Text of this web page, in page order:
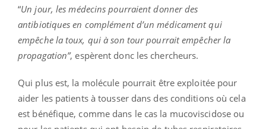
“Un jour, les médecins pourraient donner des
antibiotiques en complément d’un médicament qui
empêche la toux, qui à son tour pourrait empêcher la
propagation”, espèrent donc les chercheurs.
Qui plus est, la molécule pourrait être exploitée pour
aider les patients à tousser dans des conditions où cela
est bénéfique, comme dans le cas la mucoviscidose ou